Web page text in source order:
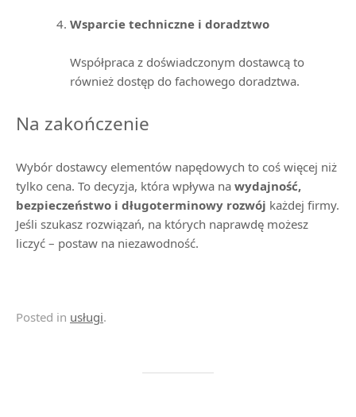
Wsparcie techniczne i doradztwo
Współpraca z doświadczonym dostawcą to
również dostęp do fachowego doradztwa.
Na zakończenie
Wybór dostawcy elementów napędowych to coś więcej niż
tylko cena. To decyzja, która wpływa na wydajność,
bezpieczeństwo i długoterminowy rozwój każdej firmy.
Jeśli szukasz rozwiązań, na których naprawdę możesz
liczyć – postaw na niezawodność.
Posted in usługi.